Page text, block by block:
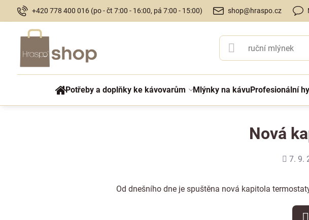
+420 778 400 016 (po - čt 7:00 - 16:00, pá 7:00 - 15:00) shop@hraspo.cz
Potřeby a doplňky ke kávovarům Mlýnky na kávuProfesionální
Nová
Přidáno
7. 9.
Od dnešního dne je spuštěna nová kapitola